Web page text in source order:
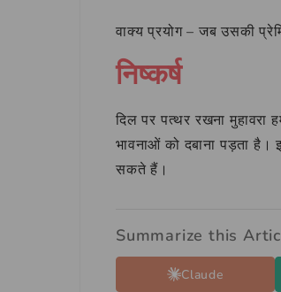
वाक्य प्रयोग – जब उसकी
निष्कर्ष
दिल पर पत्थर रखना मुहावरा
भावनाओं को दबाना पड़ता
सकते हैं।
Summarize this
Claude